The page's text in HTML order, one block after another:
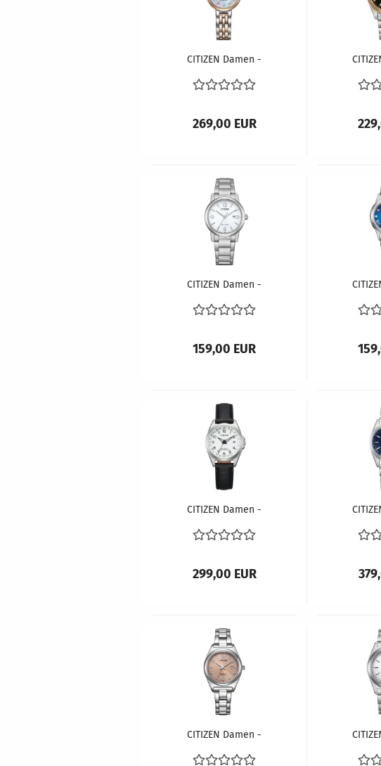
CITIZEN Damen -
DRIVE EM0996-84Y
269,00 EUR
DRIVE
CITIZEN Damen -
DRIVE EW2720-57A
159,00 EUR
CITIZEN Damen -
DRIVE Funk EC1180-14A
299,00 EUR
DRIVE
CITIZEN Damen -
DRIVE Super Titanium
DRIVE